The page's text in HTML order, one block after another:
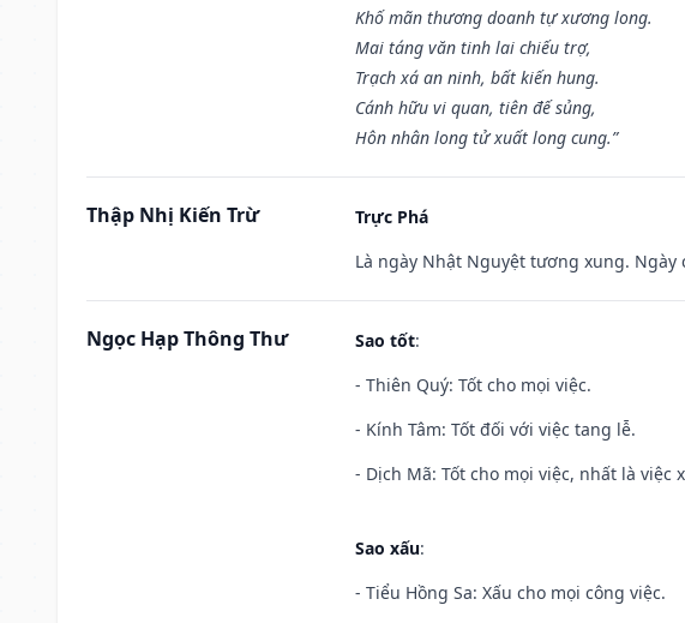
Khố mãn thương doanh tự xương long.
Mai táng văn tinh lai chiếu trợ,
Trạch xá an ninh, bất kiến hung.
Cánh hữu vi quan, tiên đế sủng,
Hôn nhân long tử xuất long cung.”
Thập Nhị Kiến Trừ
Trực Phá
Là ngày Nhật Nguyệt tương xung.
Ngọc Hạp Thông Thư Sao tốt:
- Thiên Quý: Tốt cho mọi việc.
- Kính Tâm: Tốt đối với việc tang lễ.
- Dịch Mã: Tốt cho mọi việc, nhất là việc
Sao xấu:
- Tiểu Hồng Sa: Xấu cho mọi công việc.